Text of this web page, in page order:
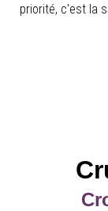
priorité, c'est la